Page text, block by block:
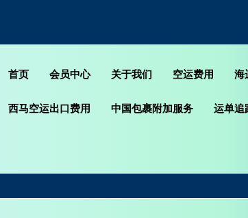
首页 会员中心 关于我们 空运费用 海
西马空运出口费用 中国包裹附加服务 运单追